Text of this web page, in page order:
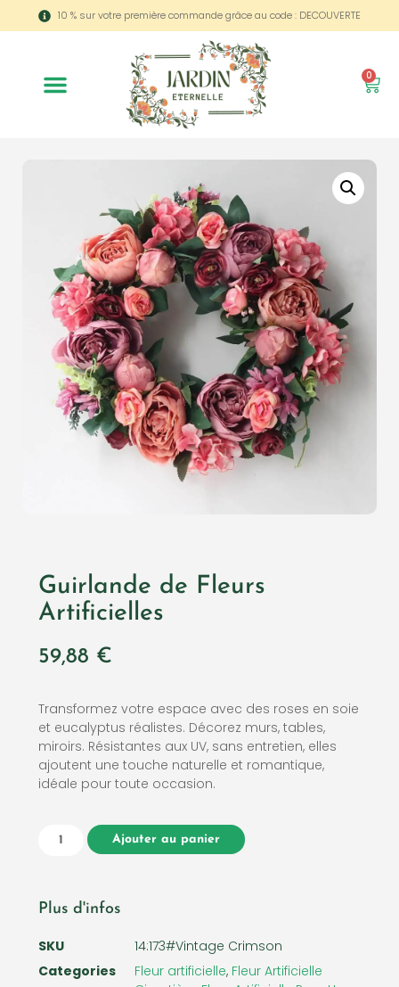
10 % sur votre première commande grâce au code : DECOUVERTE
0
Guirlande de Fleurs
Artificielles
59,88 €
Transformez votre espace avec des roses en soie
et eucalyptus réalistes. Décorez murs, tables,
miroirs. Résistantes aux UV, sans entretien, elles
ajoutent une touche naturelle et romantique,
idéale pour toute occasion.
Ajouter au panier
Plus d'infos
SKU
14:173#Vintage Crimson
Categories
Fleur artificielle, Fleur Artificielle